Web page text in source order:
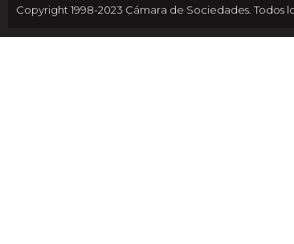
Copyright 1998-2023 Cámara de Sociedades. Todos